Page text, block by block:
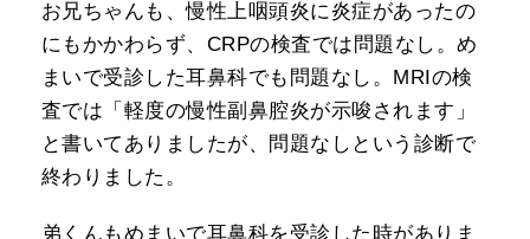
お兄ちゃんも、慢性上咽頭炎に炎症があったの
にもかかわらず、CRPの検査では問題なし。め
まいで受診した耳鼻科でも問題なし。MRIの検
査では「軽度の慢性副鼻腔炎が示唆されます」
と書いてありましたが、問題なしという診断で
終わりました。
弟くんもめまいで耳鼻科を受診した時がありま